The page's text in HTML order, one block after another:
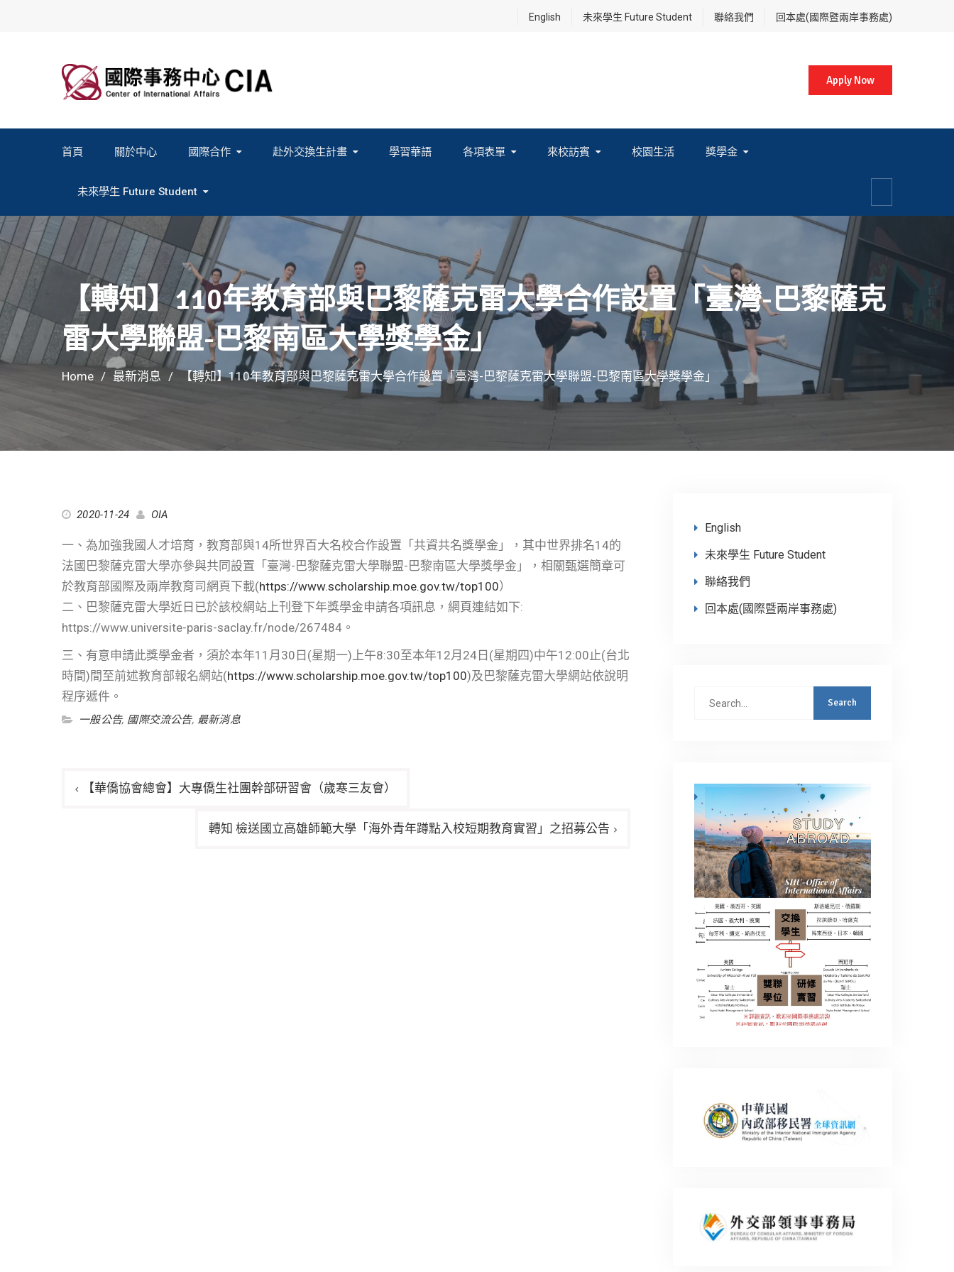
English 未來學生 Future Student 聯絡我們 回本處(國際暨兩岸事務處)
Apply Now
首頁 關於中心 國際合作 赴外交換生計畫 學習華語 各項表單 來校訪賓 校園生活 獎學金
未來學生 Future Student
【轉知】110年教育部與巴黎薩克雷大學合作設置「臺灣-巴黎薩克
雷大學聯盟-巴黎南區大學獎學金」
Home 最新消息 【轉知】110年教育部與巴黎薩克雷大學合作設置「臺灣-巴黎薩克雷大學聯盟-巴黎南區大學獎學金」
2020-11-24 OIA
一、為加強我國人才培育，教育部與14所世界百大名校合作設置「共資共名獎學金」，其中世界排名14的
法國巴黎薩克雷大學亦參與共同設置「臺灣-巴黎薩克雷大學聯盟-巴黎南區大學獎學金」，相關甄選簡章可
於教育部國際及兩岸教育司網頁下載(https://www.scholarship.moe.gov.tw/top100）
二、巴黎薩克雷大學近日已於該校網站上刊登下年獎學金申請各項訊息，網頁連結如下:
https://www.universite-paris-saclay.fr/node/267484。
三、有意申請此獎學金者，須於本年11月30日(星期一)上午8:30至本年12月24日(星期四)中午12:00止(台北
時間)間至前述教育部報名網站(https://www.scholarship.moe.gov.tw/top100)及巴黎薩克雷大學網站依說明
程序遞件。
一般公告, 國際交流公告,最新消息
【華僑協會總會】大專僑生社團幹部研習會（歲寒三友會）
轉知 檢送國立高雄師範大學「海外青年蹲點入校短期教育實習」之招募公告
English
未來學生 Future Student
聯絡我們
回本處(國際暨兩岸事務處)
Search